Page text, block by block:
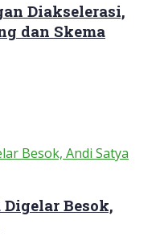
Diakselerasi,
dan Skema
Besok,